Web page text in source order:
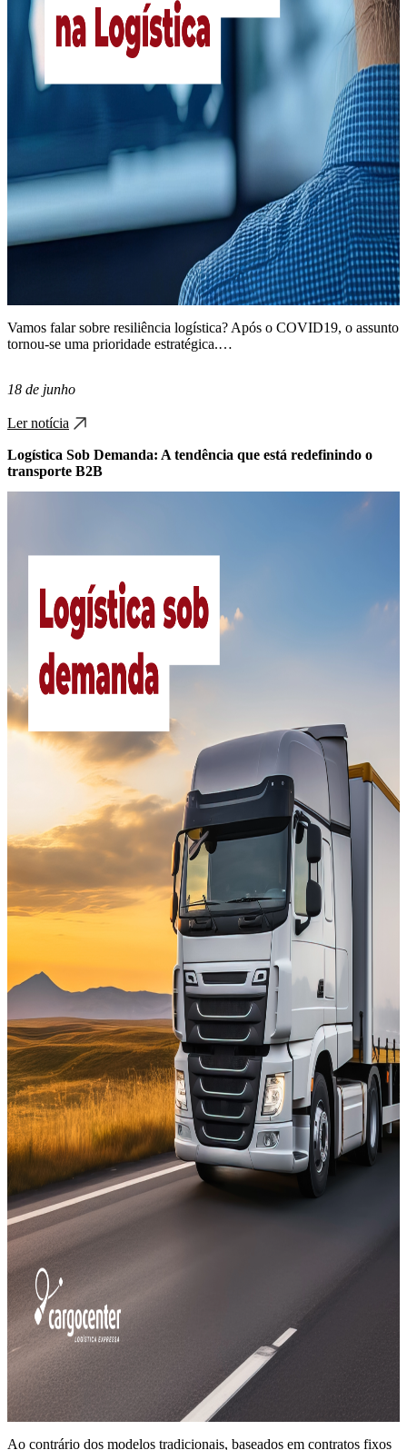
Vamos falar sobre resiliência logística? Após o COVID19, o assunto
tornou-se uma prioridade estratégica.…
18 de junho
Ler notícia
Logística Sob Demanda: A tendência que está redefinindo o
transporte B2B
Ao contrário dos modelos tradicionais, baseados em contratos fixos